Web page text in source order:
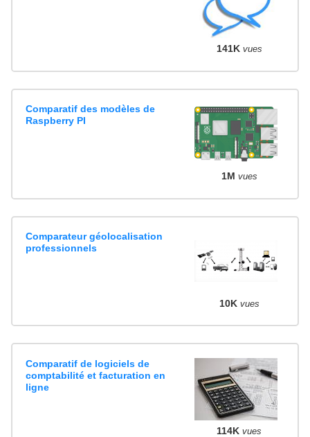
141K vues
Comparatif des modèles de
Raspberry PI
1M vues
Comparateur géolocalisation
professionnels
10K vues
Comparatif de logiciels de
comptabilité et facturation en
ligne
114K vues